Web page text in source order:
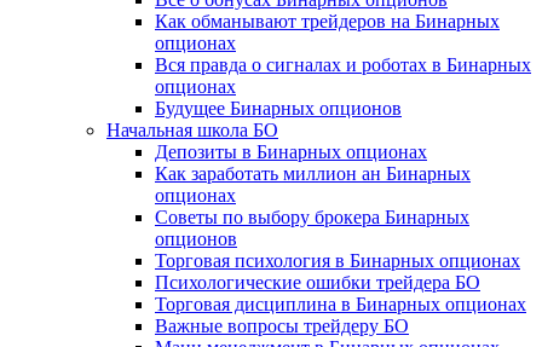
Как обманывают трейдеров на Бинарных
опционах
Вся правда о сигналах и роботах в Бинарных
опционах
Будущее Бинарных опционов
Начальная школа БО
Депозиты в Бинарных опционах
Как заработать миллион ан Бинарных
опционах
Советы по выбору брокера Бинарных
опционов
Торговая психология в Бинарных опционах
Психологические ошибки трейдера БО
Торговая дисциплина в Бинарных опционах
Важные вопросы трейдеру БО